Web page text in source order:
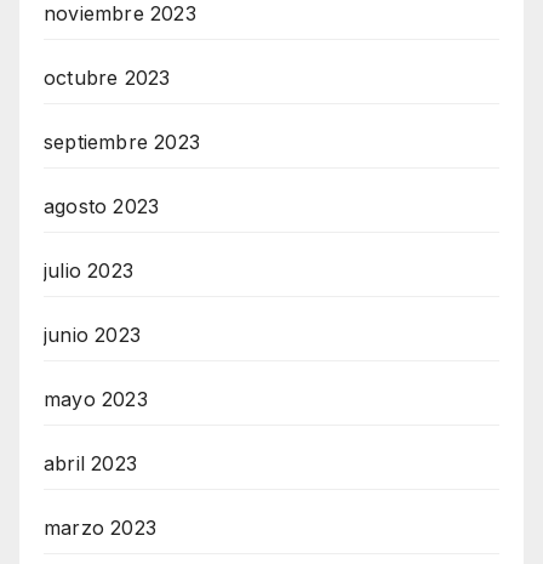
noviembre 2023
octubre 2023
septiembre 2023
agosto 2023
julio 2023
junio 2023
mayo 2023
abril 2023
marzo 2023